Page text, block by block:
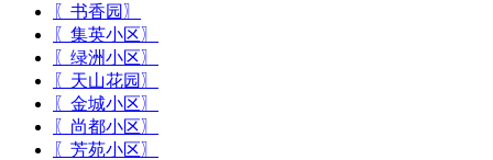
〖书香园〗
〖集英小区〗
〖绿洲小区〗
〖天山花园〗
〖金城小区〗
〖尚都小区〗
〖芳苑小区〗